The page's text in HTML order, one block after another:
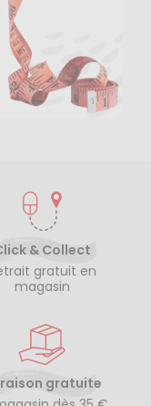
& Collect
gratuit en
magasin
gratuite